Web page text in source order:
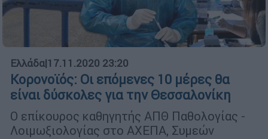
Ελλάδα|17.11.2020 23:20
Κορονοϊός: Οι επόμενες 10 μέρες θα
είναι δύσκολες για την Θεσσαλονίκη
Ο επίκουρος καθηγητής ΑΠΘ Παθολογίας -
Λοιμωξιολογίας στο ΑΧΕΠΑ, Συμεών